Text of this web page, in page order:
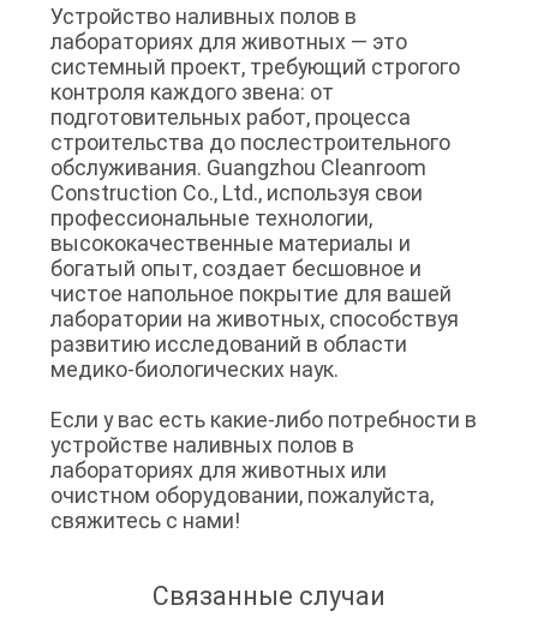
Устройство наливных полов в
лабораториях для животных — это
системный проект, требующий строгого
контроля каждого звена: от
подготовительных работ, процесса
строительства до послестроительного
обслуживания. Guangzhou Cleanroom
Construction Co., Ltd., используя свои
профессиональные технологии,
высококачественные материалы и
богатый опыт, создает бесшовное и
чистое напольное покрытие для вашей
лаборатории на животных, способствуя
развитию исследований в области
медико-биологических наук.
Если у вас есть какие-либо потребности в
устройстве наливных полов в
лабораториях для животных или
очистном оборудовании, пожалуйста,
свяжитесь с нами!
Связанные случаи